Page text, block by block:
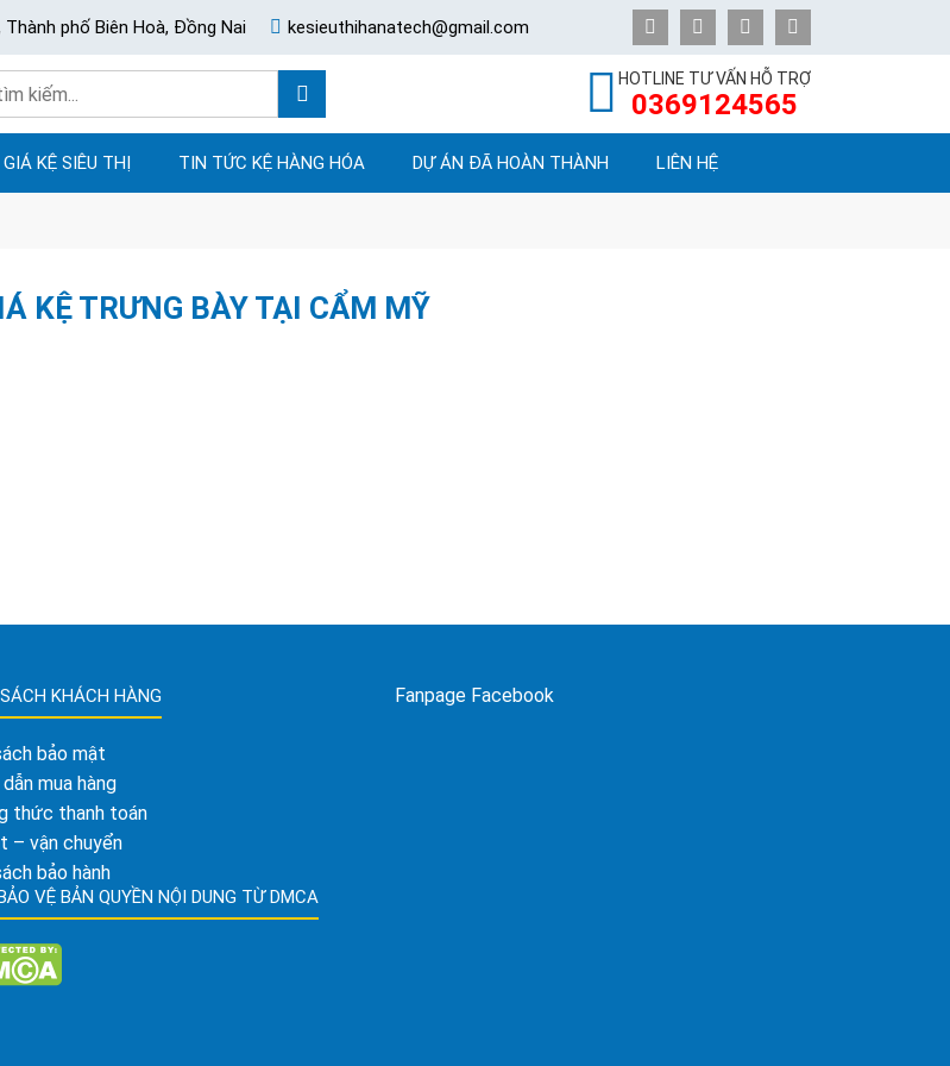
phố Biên Hoà, Đồng Nai kesieuthihanatech@gmail.com
HOTLINE TƯ VẤN HỖ TRỢ
0369124565
KỆ SIÊU THỊ TIN TỨC KỆ HÀNG HÓA DỰ ÁN ĐÃ HOÀN THÀNH LIÊN HỆ
KỆ TRƯNG BÀY TẠI CẨM MỸ
KHÁCH HÀNG
bảo mật
mua hàng
thức thanh toán
– vận chuyển
bảo hành
VỆ BẢN QUYỀN NỘI DUNG TỪ DMCA
Fanpage Facebook